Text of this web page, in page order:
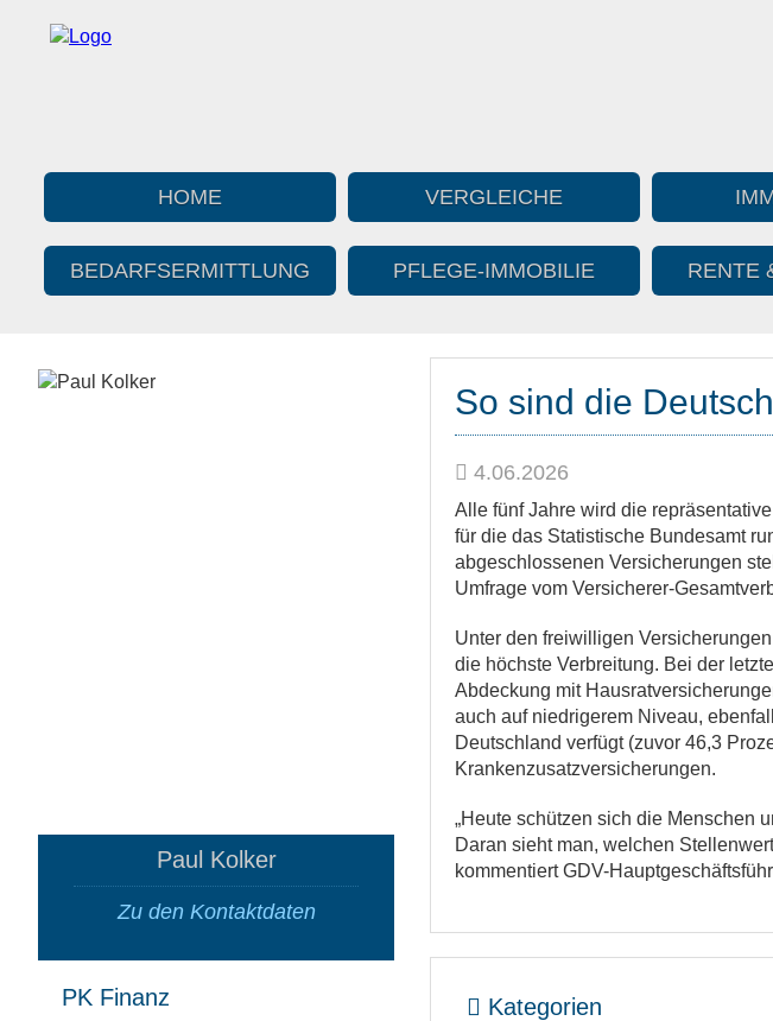
HOME VERGLEICHE
BEDARFS­ERMITTLUNG PFLEGE-IMMOBILIE RENTE
Paul Kolker
Zu den Kontaktdaten
PK Finanz
So sind die
4.06.2026
Alle fünf Jahre wird die
für die das Statistische Bundesamt
abgeschlossenen Versicherungen
Umfrage vom Versicherer-
Unter den freiwilligen
die höchste Verbreitung. Bei der
Abdeckung mit
auch auf niedrigerem Niveau,
Deutschland verfügt (zuvor 46,3
Krankenzusatzversicherungen.
„Heute schützen sich die Menschen
Daran sieht man, welchen
kommentiert GDV-
Kategorien